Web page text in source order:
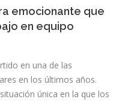
emocionante que
en equipo
en una de las
en los últimos años.
única en la que los